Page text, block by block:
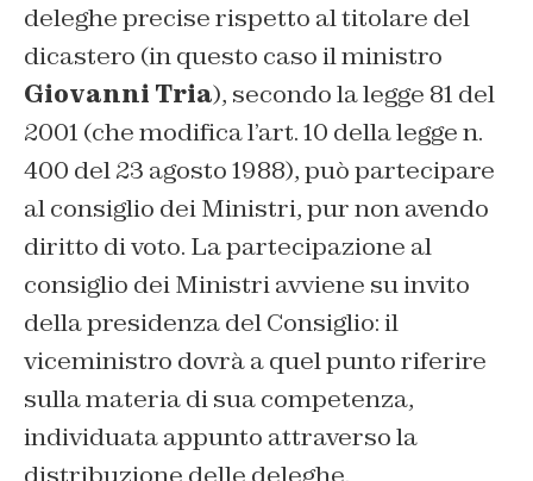
deleghe precise rispetto al titolare del
dicastero (in questo caso il ministro
Giovanni Tria), secondo la legge 81 del
2001 (che modifica l’art. 10 della legge n.
400 del 23 agosto 1988), può partecipare
al consiglio dei Ministri, pur non avendo
diritto di voto. La partecipazione al
consiglio dei Ministri avviene su invito
della presidenza del Consiglio: il
viceministro dovrà a quel punto riferire
sulla materia di sua competenza,
individuata appunto attraverso la